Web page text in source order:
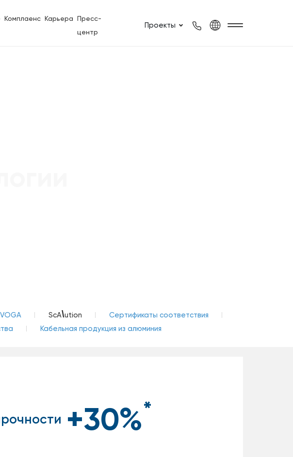
Комплаенс Карьера Пресс-
центр
Проекты
ScA\ution
Сертификаты соответствия
Кабельная продукция из алюминия
+30%*